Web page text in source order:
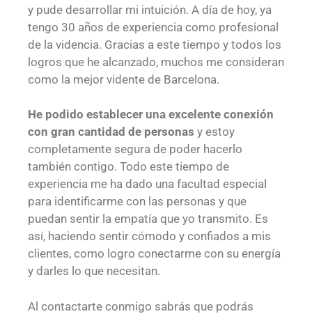
y pude desarrollar mi intuición. A día de hoy, ya
tengo 30 años de experiencia como profesional
de la videncia. Gracias a este tiempo y todos los
logros que he alcanzado, muchos me consideran
como la mejor vidente de Barcelona.
He podido establecer una excelente conexión
con gran cantidad de personas y estoy
completamente segura de poder hacerlo
también contigo. Todo este tiempo de
experiencia me ha dado una facultad especial
para identificarme con las personas y que
puedan sentir la empatía que yo transmito. Es
así, haciendo sentir cómodo y confiados a mis
clientes, como logro conectarme con su energía
y darles lo que necesitan.
Al contactarte conmigo sabrás que podrás